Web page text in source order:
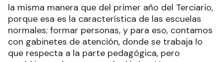
la misma manera que del primer año del Terciario,
porque esa es la característica de las escuelas
normales; formar personas, y para eso, contamos
con gabinetes de atención, donde se trabaja lo
que respecta a la parte pedagógica, pero